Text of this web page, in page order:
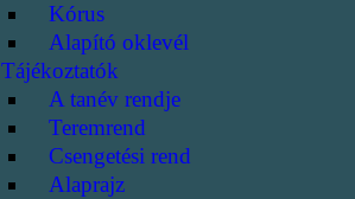
Kórus
Alapító oklevél
Tájékoztatók
A tanév rendje
Teremrend
Csengetési rend
Alaprajz